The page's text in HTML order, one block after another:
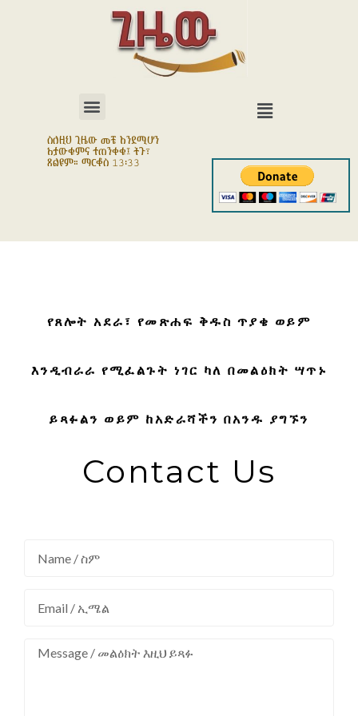
ስለዚህ ጊዜው መቼ እንደሚሆን
አታውቁምና ተጠንቀቁ፤ ትጉ፣
ጸልዩም። ማርቆስ 13፡33
የጸሎት አደራ፣ የመጽሐፍ ቅዱስ ጥያቄ ወይም
እንዲብራራ የሚፈልጉት ነገር ካለ በመልዕክት ሣጥኑ
ይጻፉልን ወይም ከአድራሻችን በአንዱ ያግኙን
Contact Us